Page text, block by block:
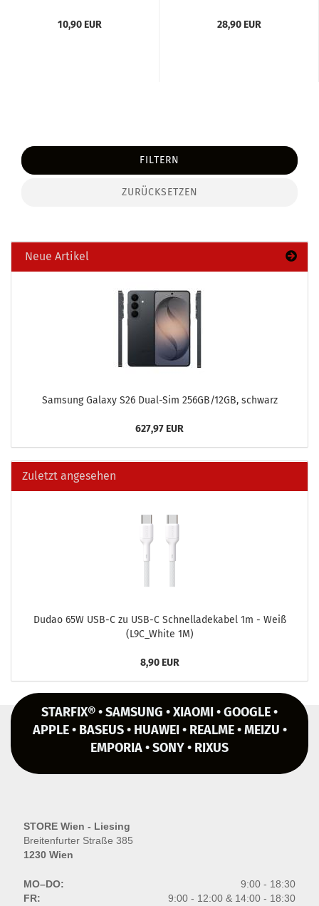
10,90 EUR
28,90 EUR
FILTERN
ZURÜCKSETZEN
Neue Artikel
Sam­sung Ga­la­xy S26 Dual-​Sim 256GB/12GB, schwarz
627,97 EUR
Zuletzt angesehen
Dudao 65W USB-C zu USB-C Schnell­a­de­ka­bel 1m - Weiß
(L9C_White 1M)
8,90 EUR
STARFIX® • SAMSUNG • XIAOMI • GOOGLE •
APPLE • BASEUS • HUAWEI • REALME • MEIZU •
EMPORIA • SONY • RIXUS
STORE Wien - Liesing
Breitenfurter Straße 385
1230 Wien
MO–DO:
9:00 - 18:30
FR:
9:00 - 12:00 & 14:00 - 18:30